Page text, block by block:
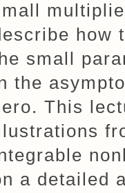
how
small
the
This
a detailed